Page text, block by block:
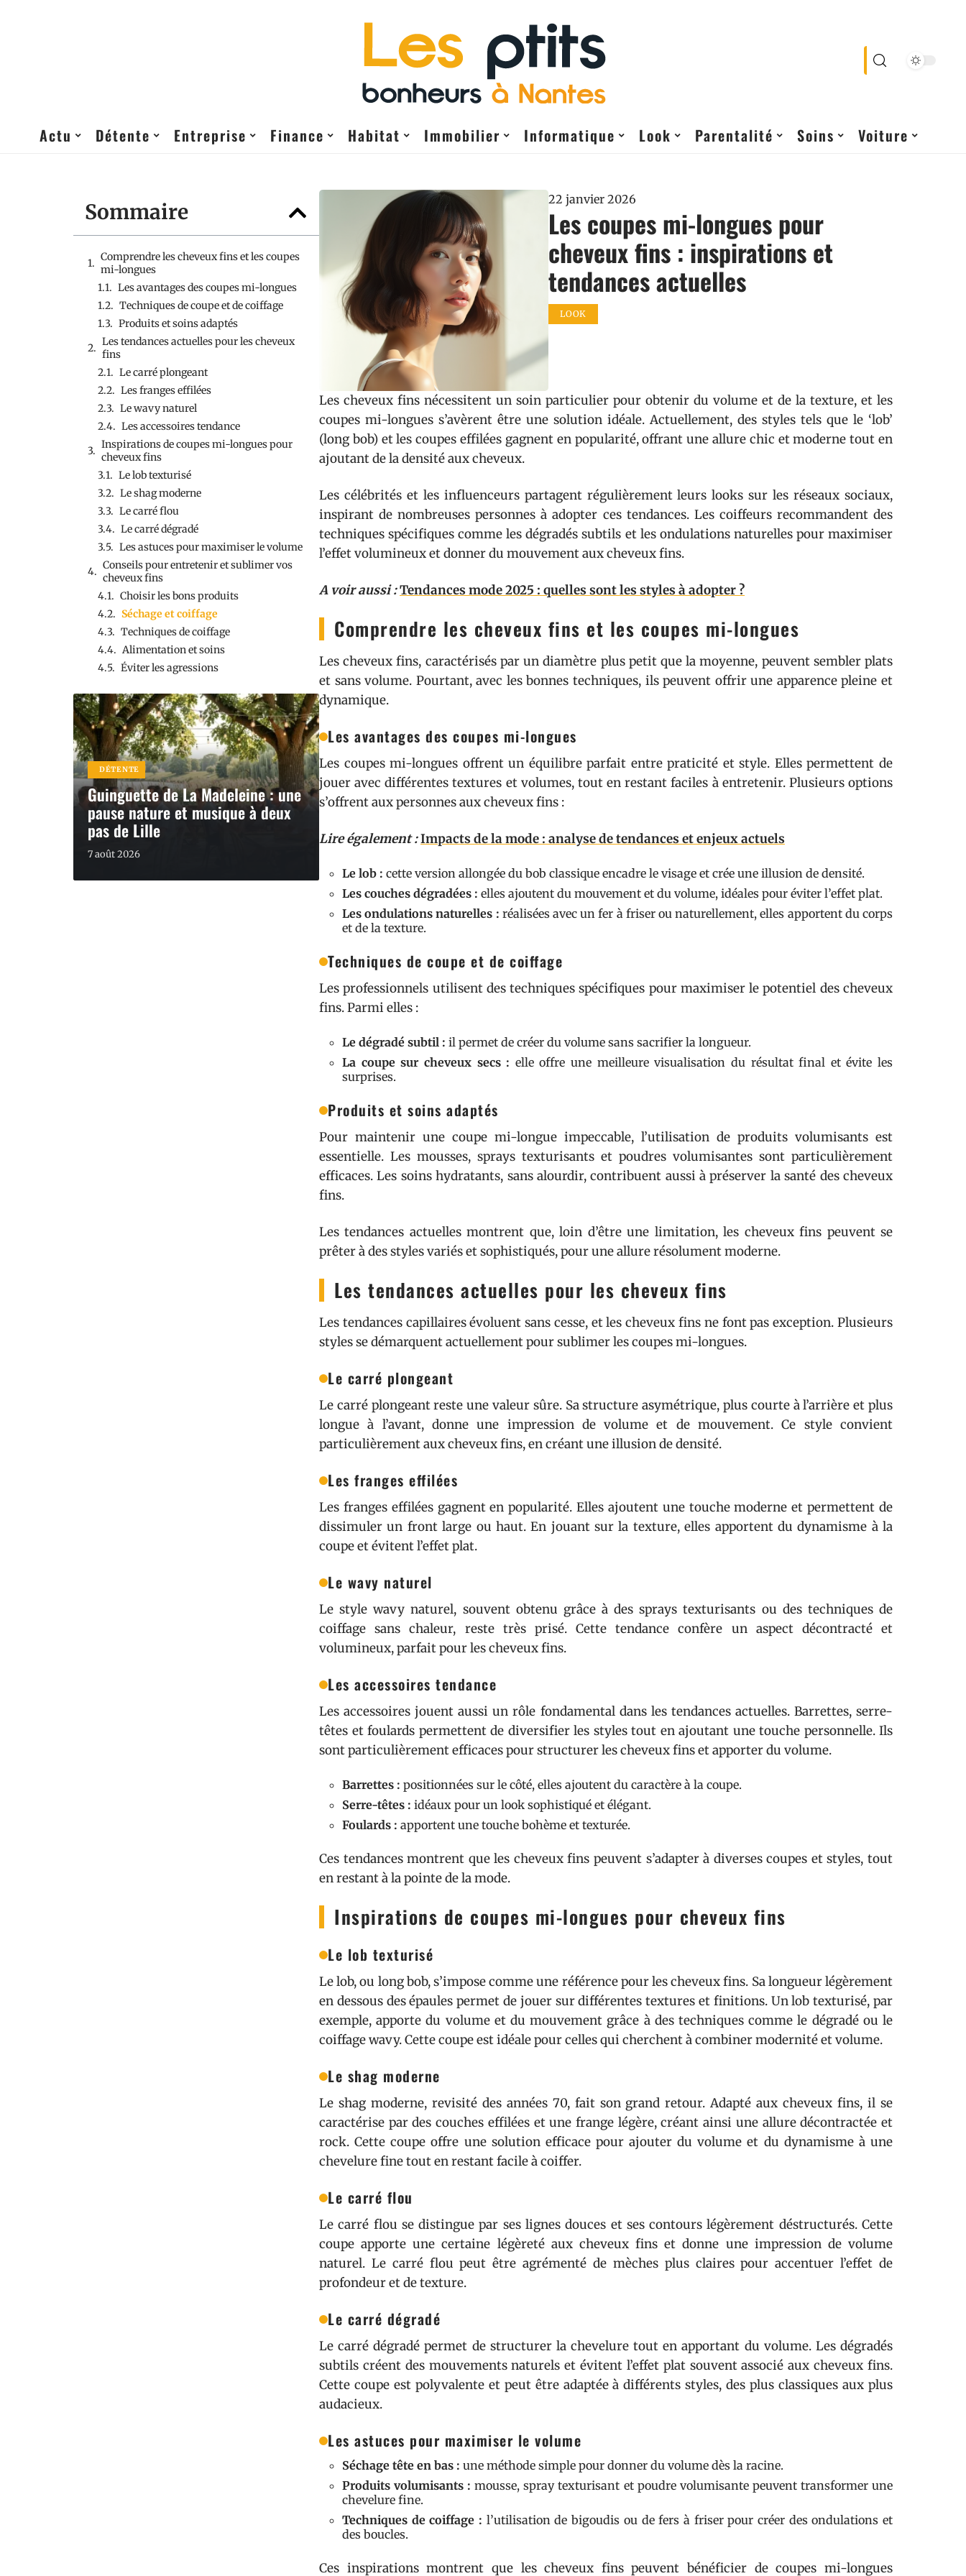
Actu Détente Entreprise Finance Habitat Immobilier Informatique Look Parentalité Soins Voiture
Sommaire
Comprendre les cheveux fins et les coupes
mi-longues
Les avantages des coupes mi-longues
Techniques de coupe et de coiffage
Produits et soins adaptés
Les tendances actuelles pour les cheveux
fins
Le carré plongeant
Les franges effilées
Le wavy naturel
Les accessoires tendance
Inspirations de coupes mi-longues pour
cheveux fins
Le lob texturisé
Le shag moderne
Le carré flou
Le carré dégradé
Les astuces pour maximiser le volume
Conseils pour entretenir et sublimer vos
cheveux fins
Choisir les bons produits
Séchage et coiffage
Techniques de coiffage
Alimentation et soins
Éviter les agressions
DÉTENTE
Guinguette de La Madeleine : une
pause nature et musique à deux
pas de Lille
7 août 2026
22 janvier 2026
Les coupes mi-longues pour
cheveux fins : inspirations et
tendances actuelles
LOOK
Les cheveux fins nécessitent un soin particulier pour obtenir du volume et de la texture, et les
coupes mi-longues s’avèrent être une solution idéale. Actuellement, des styles tels que le ‘lob’
(long bob) et les coupes effilées gagnent en popularité, offrant une allure chic et moderne tout en
ajoutant de la densité aux cheveux.
Les célébrités et les influenceurs partagent régulièrement leurs looks sur les réseaux sociaux,
inspirant de nombreuses personnes à adopter ces tendances. Les coiffeurs recommandent des
techniques spécifiques comme les dégradés subtils et les ondulations naturelles pour maximiser
l’effet volumineux et donner du mouvement aux cheveux fins.
A voir aussi :Tendances mode 2025 : quelles sont les styles à adopter ?
Comprendre les cheveux fins et les coupes mi-longues
Les cheveux fins, caractérisés par un diamètre plus petit que la moyenne, peuvent sembler plats
et sans volume. Pourtant, avec les bonnes techniques, ils peuvent offrir une apparence pleine et
dynamique.
Les avantages des coupes mi-longues
Les coupes mi-longues offrent un équilibre parfait entre praticité et style. Elles permettent de
jouer avec différentes textures et volumes, tout en restant faciles à entretenir. Plusieurs options
s’offrent aux personnes aux cheveux fins :
Lire également :Impacts de la mode : analyse de tendances et enjeux actuels
Le lob : cette version allongée du bob classique encadre le visage et crée une illusion de densité.
Les couches dégradées : elles ajoutent du mouvement et du volume, idéales pour éviter l’effet plat.
Les ondulations naturelles : réalisées avec un fer à friser ou naturellement, elles apportent du corps
et de la texture.
Techniques de coupe et de coiffage
Les professionnels utilisent des techniques spécifiques pour maximiser le potentiel des cheveux
fins. Parmi elles :
Le dégradé subtil : il permet de créer du volume sans sacrifier la longueur.
La coupe sur cheveux secs : elle offre une meilleure visualisation du résultat final et évite les
surprises.
Produits et soins adaptés
Pour maintenir une coupe mi-longue impeccable, l’utilisation de produits volumisants est
essentielle. Les mousses, sprays texturisants et poudres volumisantes sont particulièrement
efficaces. Les soins hydratants, sans alourdir, contribuent aussi à préserver la santé des cheveux
fins.
Les tendances actuelles montrent que, loin d’être une limitation, les cheveux fins peuvent se
prêter à des styles variés et sophistiqués, pour une allure résolument moderne.
Les tendances actuelles pour les cheveux fins
Les tendances capillaires évoluent sans cesse, et les cheveux fins ne font pas exception. Plusieurs
styles se démarquent actuellement pour sublimer les coupes mi-longues.
Le carré plongeant
Le carré plongeant reste une valeur sûre. Sa structure asymétrique, plus courte à l’arrière et plus
longue à l’avant, donne une impression de volume et de mouvement. Ce style convient
particulièrement aux cheveux fins, en créant une illusion de densité.
Les franges effilées
Les franges effilées gagnent en popularité. Elles ajoutent une touche moderne et permettent de
dissimuler un front large ou haut. En jouant sur la texture, elles apportent du dynamisme à la
coupe et évitent l’effet plat.
Le wavy naturel
Le style wavy naturel, souvent obtenu grâce à des sprays texturisants ou des techniques de
coiffage sans chaleur, reste très prisé. Cette tendance confère un aspect décontracté et
volumineux, parfait pour les cheveux fins.
Les accessoires tendance
Les accessoires jouent aussi un rôle fondamental dans les tendances actuelles. Barrettes, serre-
têtes et foulards permettent de diversifier les styles tout en ajoutant une touche personnelle. Ils
sont particulièrement efficaces pour structurer les cheveux fins et apporter du volume.
Barrettes : positionnées sur le côté, elles ajoutent du caractère à la coupe.
Serre-têtes : idéaux pour un look sophistiqué et élégant.
Foulards : apportent une touche bohème et texturée.
Ces tendances montrent que les cheveux fins peuvent s’adapter à diverses coupes et styles, tout
en restant à la pointe de la mode.
Inspirations de coupes mi-longues pour cheveux fins
Le lob texturisé
Le lob, ou long bob, s’impose comme une référence pour les cheveux fins. Sa longueur légèrement
en dessous des épaules permet de jouer sur différentes textures et finitions. Un lob texturisé, par
exemple, apporte du volume et du mouvement grâce à des techniques comme le dégradé ou le
coiffage wavy. Cette coupe est idéale pour celles qui cherchent à combiner modernité et volume.
Le shag moderne
Le shag moderne, revisité des années 70, fait son grand retour. Adapté aux cheveux fins, il se
caractérise par des couches effilées et une frange légère, créant ainsi une allure décontractée et
rock. Cette coupe offre une solution efficace pour ajouter du volume et du dynamisme à une
chevelure fine tout en restant facile à coiffer.
Le carré flou
Le carré flou se distingue par ses lignes douces et ses contours légèrement déstructurés. Cette
coupe apporte une certaine légèreté aux cheveux fins et donne une impression de volume
naturel. Le carré flou peut être agrémenté de mèches plus claires pour accentuer l’effet de
profondeur et de texture.
Le carré dégradé
Le carré dégradé permet de structurer la chevelure tout en apportant du volume. Les dégradés
subtils créent des mouvements naturels et évitent l’effet plat souvent associé aux cheveux fins.
Cette coupe est polyvalente et peut être adaptée à différents styles, des plus classiques aux plus
audacieux.
Les astuces pour maximiser le volume
Séchage tête en bas : une méthode simple pour donner du volume dès la racine.
Produits volumisants : mousse, spray texturisant et poudre volumisante peuvent transformer une
chevelure fine.
Techniques de coiffage : l’utilisation de bigoudis ou de fers à friser pour créer des ondulations et
des boucles.
Ces inspirations montrent que les cheveux fins peuvent bénéficier de coupes mi-longues